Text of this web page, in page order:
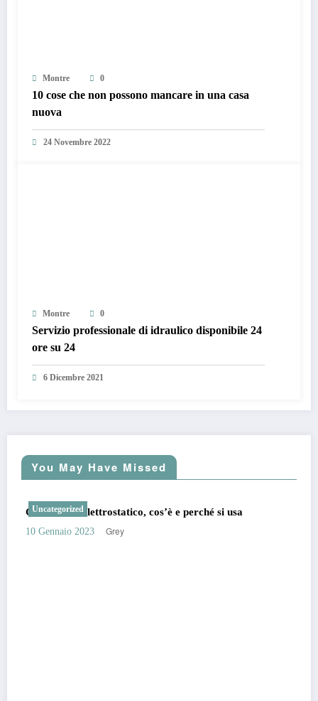
Montre 0
10 cose che non possono mancare in una casa
nuova
24 Novembre 2022
Montre 0
Servizio professionale di idraulico disponibile 24
ore su 24
6 Dicembre 2021
You May Have Missed
Uncategorized
Generatore elettrostatico, cos’è e perché si usa
10 Gennaio 2023 Grey